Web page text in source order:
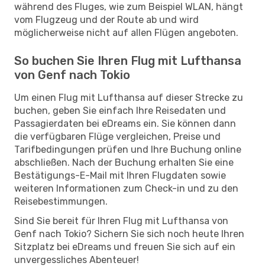
während des Fluges, wie zum Beispiel WLAN, hängt
vom Flugzeug und der Route ab und wird
möglicherweise nicht auf allen Flügen angeboten.
So buchen Sie Ihren Flug mit Lufthansa
von Genf nach Tokio
Um einen Flug mit Lufthansa auf dieser Strecke zu
buchen, geben Sie einfach Ihre Reisedaten und
Passagierdaten bei eDreams ein. Sie können dann
die verfügbaren Flüge vergleichen, Preise und
Tarifbedingungen prüfen und Ihre Buchung online
abschließen. Nach der Buchung erhalten Sie eine
Bestätigungs-E-Mail mit Ihren Flugdaten sowie
weiteren Informationen zum Check-in und zu den
Reisebestimmungen.
Sind Sie bereit für Ihren Flug mit Lufthansa von
Genf nach Tokio? Sichern Sie sich noch heute Ihren
Sitzplatz bei eDreams und freuen Sie sich auf ein
unvergessliches Abenteuer!